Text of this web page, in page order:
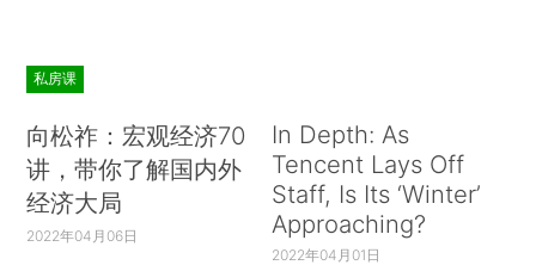
私房课
向松祚：宏观经济70
讲，带你了解国内外
经济大局
2022年04月06日
In Depth: As
Tencent Lays Off
Staff, Is Its ‘Winter’
Approaching?
2022年04月01日